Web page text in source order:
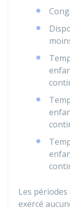
Les
exercé